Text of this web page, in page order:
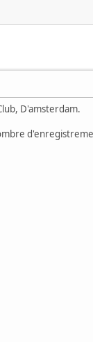
D'amsterdam.